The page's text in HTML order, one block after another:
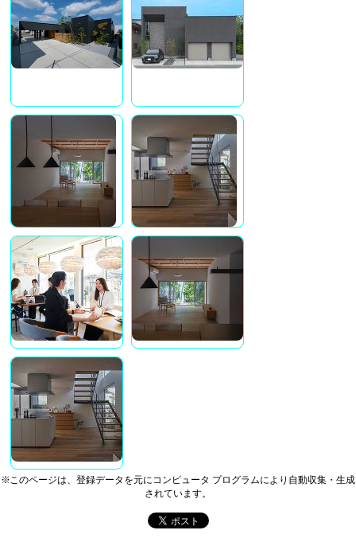
※このページは、登録データを元にコンピュータ プログラムにより自動収集・生成
されています。